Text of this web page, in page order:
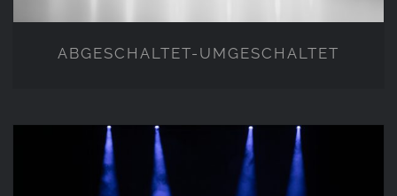
ABGESCHALTET-UMGESCHALTET